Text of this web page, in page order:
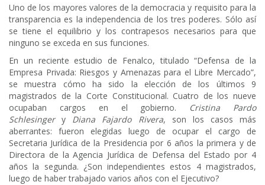
Uno de los mayores valores de la democracia y requisito para la
transparencia es la independencia de los tres poderes. Sólo así
se tiene el equilibrio y los contrapesos necesarios para que
ninguno se exceda en sus funciones.
En un reciente estudio de Fenalco, titulado “Defensa de la
Empresa Privada: Riesgos y Amenazas para el Libre Mercado”,
se muestra cómo ha sido la elección de los últimos 9
magistrados de la Corte Constitucional. Cuatro de los nueve
ocupaban cargos en el gobierno. Cristina Pardo
Schlesingery Diana Fajardo Rivera, son los casos más
aberrantes: fueron elegidas luego de ocupar el cargo de
Secretaria Jurídica de la Presidencia por 6 años la primera y de
Directora de la Agencia Jurídica de Defensa del Estado por 4
años la segunda. ¿Son independientes estos 4 magistrados,
luego de haber trabajado varios años con el Ejecutivo?